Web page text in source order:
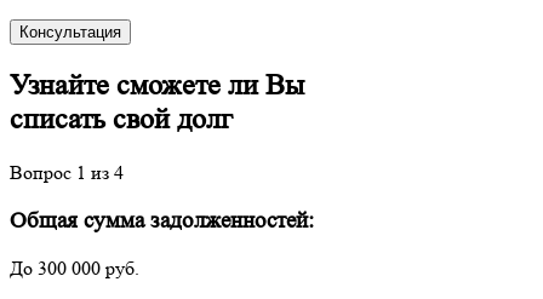
Консультация
Узнайте сможете ли Вы
списать свой долг
Вопрос 1 из 4
Общая сумма задолженностей:
До 300 000 руб.